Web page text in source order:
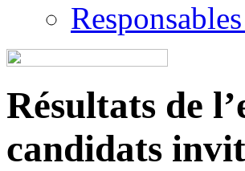
Résultats de
candidats